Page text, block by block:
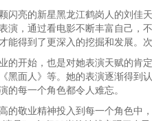
闪亮的新星黑龙江鹤岗人的刘佳
演，通过看电影不断丰富自己，
能得到了更深入的挖掘和发展。
的开始，也是对她表演天赋的肯
黑面人》等。她的表演逐渐得到
的每一个角色都令人难忘。
的敬业精神投入到每一个角色中